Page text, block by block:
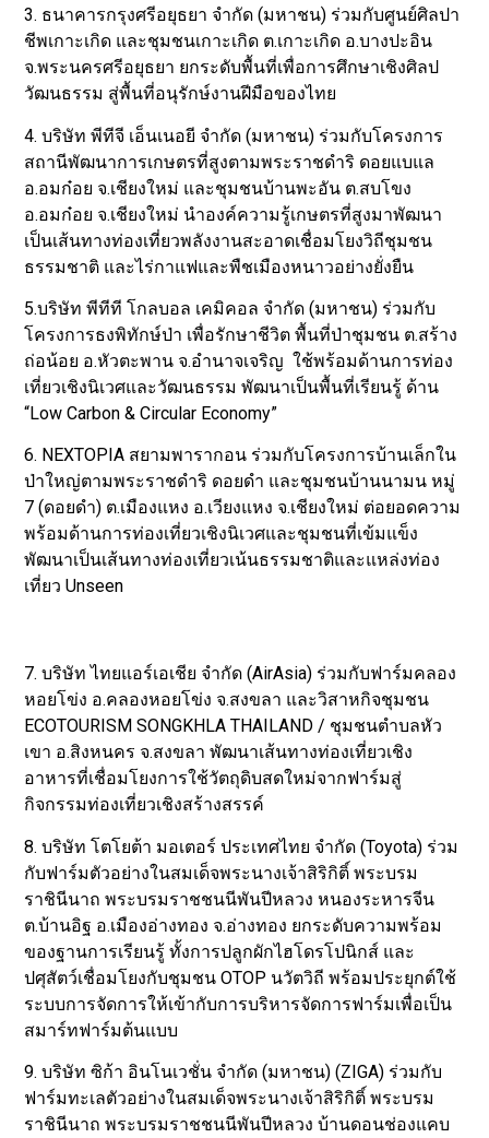
3. ธนาคารกรุงศรีอยุธยา จำกัด (มหาชน) ร่วมกับศูนย์ศิลปา
ชีพเกาะเกิด และชุมชนเกาะเกิด ต.เกาะเกิด อ.บางปะอิน
จ.พระนครศรีอยุธยา ยกระดับพื้นที่เพื่อการศึกษาเชิงศิลป
วัฒนธรรม สู่พื้นที่อนุรักษ์งานฝีมือของไทย
4. บริษัท พีทีจี เอ็นเนอยี จำกัด (มหาชน) ร่วมกับโครงการ
สถานีพัฒนาการเกษตรที่สูงตามพระราชดำริ ดอยแบแล
อ.อมก๋อย จ.เชียงใหม่ และชุมชนบ้านพะอัน ต.สบโขง
อ.อมก๋อย จ.เชียงใหม่ นำองค์ความรู้เกษตรที่สูงมาพัฒนา
เป็นเส้นทางท่องเที่ยวพลังงานสะอาดเชื่อมโยงวิถีชุมชน
ธรรมชาติ และไร่กาแฟและพืชเมืองหนาวอย่างยั่งยืน
5.บริษัท พีทีที โกลบอล เคมิคอล จำกัด (มหาชน) ร่วมกับ
โครงการธงพิทักษ์ป่า เพื่อรักษาชีวิต พื้นที่ป่าชุมชน ต.สร้าง
ถ่อน้อย อ.หัวตะพาน จ.อำนาจเจริญ ใช้พร้อมด้านการท่อง
เที่ยวเชิงนิเวศและวัฒนธรรม พัฒนาเป็นพื้นที่เรียนรู้ ด้าน
“Low Carbon & Circular Economy”
6. NEXTOPIA สยามพารากอน ร่วมกับโครงการบ้านเล็กใน
ป่าใหญ่ตามพระราชดำริ ดอยดำ และชุมชนบ้านนามน หมู่
7 (ดอยดำ) ต.เมืองแหง อ.เวียงแหง จ.เชียงใหม่ ต่อยอดความ
พร้อมด้านการท่องเที่ยวเชิงนิเวศและชุมชนที่เข้มแข็ง
พัฒนาเป็นเส้นทางท่องเที่ยวเน้นธรรมชาติและแหล่งท่อง
เที่ยว Unseen
7. บริษัท ไทยแอร์เอเชีย จำกัด (AirAsia) ร่วมกับฟาร์มคลอง
หอยโข่ง อ.คลองหอยโข่ง จ.สงขลา และวิสาหกิจชุมชน
ECOTOURISM SONGKHLA THAILAND / ชุมชนตำบลหัว
เขา อ.สิงหนคร จ.สงขลา พัฒนาเส้นทางท่องเที่ยวเชิง
อาหารที่เชื่อมโยงการใช้วัตถุดิบสดใหม่จากฟาร์มสู่
กิจกรรมท่องเที่ยวเชิงสร้างสรรค์
8. บริษัท โตโยต้า มอเตอร์ ประเทศไทย จำกัด (Toyota) ร่วม
กับฟาร์มตัวอย่างในสมเด็จพระนางเจ้าสิริกิติ์ พระบรม
ราชินีนาถ พระบรมราชชนนีพันปีหลวง หนองระหารจีน
ต.บ้านอิฐ อ.เมืองอ่างทอง จ.อ่างทอง ยกระดับความพร้อม
ของฐานการเรียนรู้ ทั้งการปลูกผักไฮโดรโปนิกส์ และ
ปศุสัตว์เชื่อมโยงกับชุมชน OTOP นวัตวิถี พร้อมประยุกต์ใช้
ระบบการจัดการให้เข้ากับการบริหารจัดการฟาร์มเพื่อเป็น
สมาร์ทฟาร์มต้นแบบ
9. บริษัท ซิก้า อินโนเวชั่น จำกัด (มหาชน) (ZIGA) ร่วมกับ
ฟาร์มทะเลตัวอย่างในสมเด็จพระนางเจ้าสิริกิติ์ พระบรม
ราชินีนาถ พระบรมราชชนนีพันปีหลวง บ้านดอนช่องแคบ